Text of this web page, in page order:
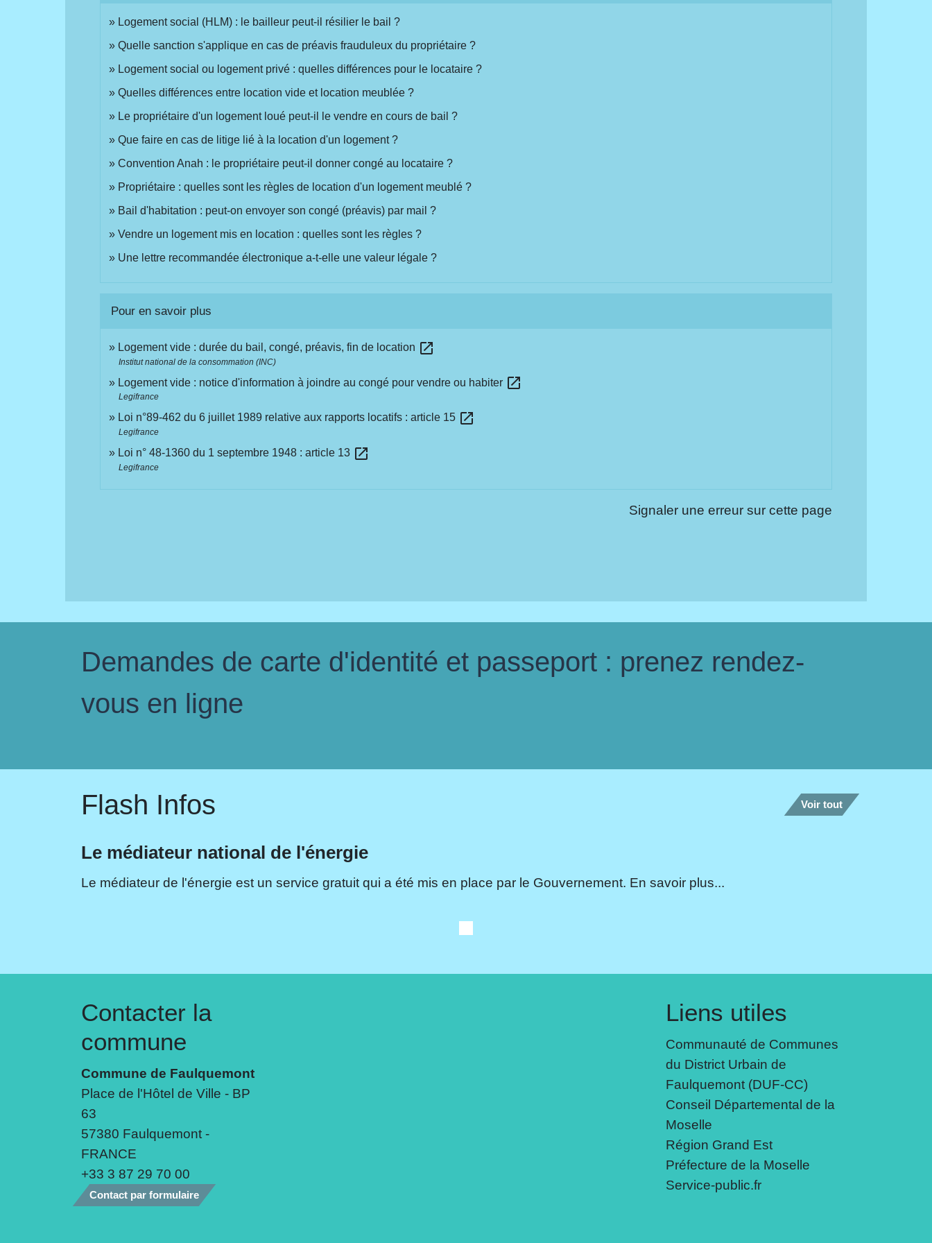
Logement social (HLM) : le bailleur peut-il résilier le bail ?
Quelle sanction s'applique en cas de préavis frauduleux du propriétaire ?
Logement social ou logement privé : quelles différences pour le locataire ?
Quelles différences entre location vide et location meublée ?
Le propriétaire d'un logement loué peut-il le vendre en cours de bail ?
Que faire en cas de litige lié à la location d'un logement ?
Convention Anah : le propriétaire peut-il donner congé au locataire ?
Propriétaire : quelles sont les règles de location d'un logement meublé ?
Bail d'habitation : peut-on envoyer son congé (préavis) par mail ?
Vendre un logement mis en location : quelles sont les règles ?
Une lettre recommandée électronique a-t-elle une valeur légale ?
Pour en savoir plus
Logement vide : durée du bail, congé, préavis, fin de location open_in_new
Institut national de la consommation (INC)
Logement vide : notice d'information à joindre au congé pour vendre ou habiter open_in_new
Legifrance
Loi n°89-462 du 6 juillet 1989 relative aux rapports locatifs : article 15 open_in_new
Legifrance
Loi n° 48-1360 du 1 septembre 1948 : article 13 open_in_new
Legifrance
Signaler une erreur sur cette page
Demandes de carte d'identité et passeport : prenez rendez-
vous en ligne
Flash Infos Voir tout
Le médiateur national de l'énergie
Le médiateur de l'énergie est un service gratuit qui a été mis en place par le Gouvernement. En savoir plus...
Contacter la
commune
Commune de Faulquemont
Place de l'Hôtel de Ville - BP
63
57380 Faulquemont -
FRANCE
+33 3 87 29 70 00
Contact par formulaire
Liens utiles
Communauté de Communes
du District Urbain de
Faulquemont (DUF-CC)
Conseil Départemental de la
Moselle
Région Grand Est
Préfecture de la Moselle
Service-public.fr